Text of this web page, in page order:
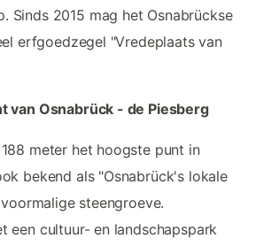
Sinds 2015 mag het Osnabrückse
erfgoedzegel "Vredeplaats van
van Osnabrück - de Piesberg
meter het hoogste punt in
bekend als "Osnabrück's lokale
steengroeve.
een cultuur- en landschapspark